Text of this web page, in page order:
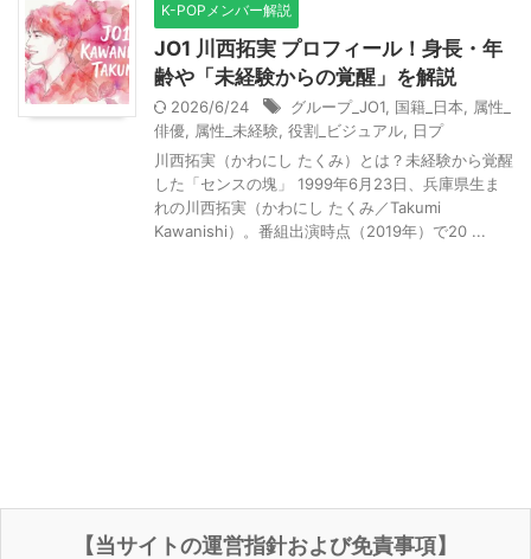
K-POPメンバー解説
JO1 川西拓実 プロフィール！身長・年
齢や「未経験からの覚醒」を解説
2026/6/24 グループ_JO1 国籍_日本
属性_
俳優
属性_未経験 役割_ビジュアル
日プ
川西拓実（かわにし たくみ）とは？未経験から覚醒
した「センスの塊」 1999年6月23日、兵庫県生ま
れの川西拓実（かわにし たくみ／Takumi
Kawanishi）。番組出演時点（2019年）で20 ...
【当サイトの運営指針および免責事項】